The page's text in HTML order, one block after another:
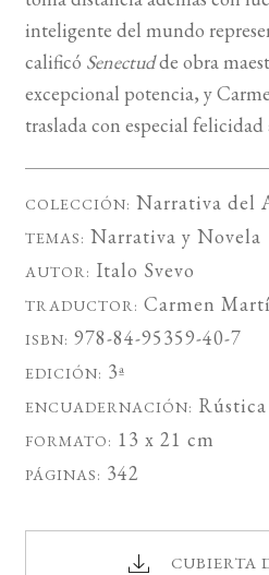
inteligente del mundo
calificó Senectudde obra
excepcional potencia, y
traslada con especial felicidad
COLECCIÓN: Narrativa del
TEMAS: Narrativa y Novela
AUTOR: Italo Svevo
TRADUCTOR: Carmen
ISBN: 978-84-95359-40-7
EDICIÓN: 3ª
ENCUADERNACIÓN:
FORMATO: 13 x 21 cm
PÁGINAS: 342
CUBIERTA